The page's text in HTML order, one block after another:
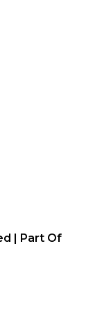
| Part Of